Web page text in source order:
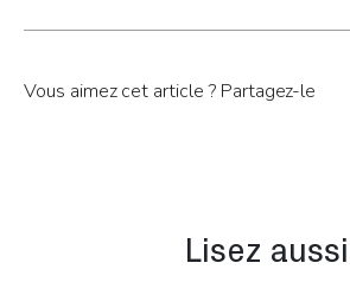
Vous aimez cet article ? Partagez-le
Lisez aussi